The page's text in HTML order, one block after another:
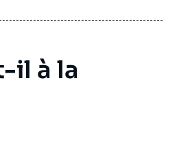
il à la